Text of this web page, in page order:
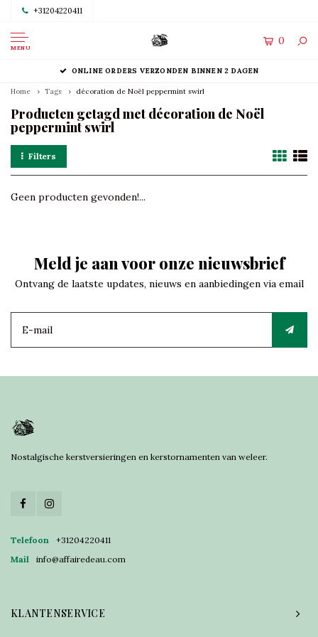
+31204220411
MENU
0
ONLINE ORDERS VERZONDEN BINNEN 2 DAGEN
Home Tags décoration de Noël peppermint swirl
Producten getagd met décoration de Noël
peppermint swirl
Filters
Geen producten gevonden!...
Meld je aan voor onze nieuwsbrief
Ontvang de laatste updates, nieuws en aanbiedingen via email
Nostalgische kerstversieringen en kerstornamenten van weleer.
Telefoon
+31204220411
Mail
info@affairedeau.com
KLANTENSERVICE